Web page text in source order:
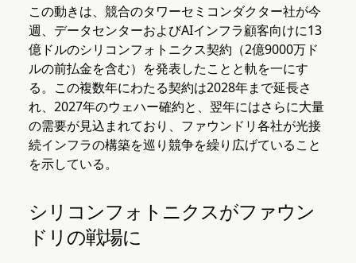
この動きは、競合のタワーセミコンダクター社が今
週、データセンターおよびAIインフラ顧客向けに13
億ドルのシリコンフォトニクス契約（2億9000万ド
ルの前払金を含む）を発表したことと軌を一にす
る。この複数年にわたる契約は2028年まで延長さ
れ、2027年のウェハー確約と、翌年にはさらに大量
の需要が見込まれており、ファウンドリ各社が光接
続インフラの構築を巡り競争を繰り広げていること
を示している。
シリコンフォトニクスがファウン
ドリの戦場に